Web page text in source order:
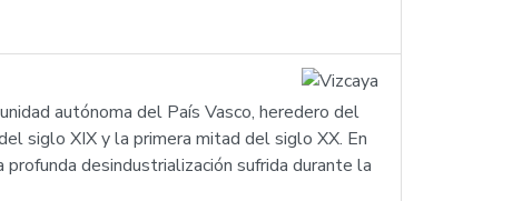
autónoma del País Vasco, heredero del
siglo XIX y la primera mitad del siglo XX. En
desindustrialización sufrida durante la